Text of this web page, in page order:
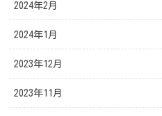
2024年2月
2024年1月
2023年12月
2023年11月